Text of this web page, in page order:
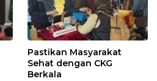
Pastikan Masyarakat
Sehat dengan CKG
Berkala